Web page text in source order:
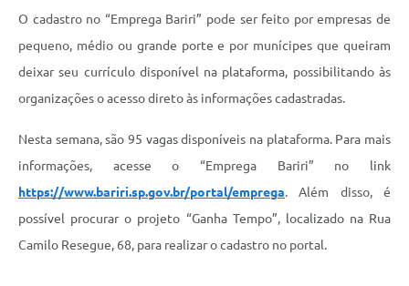
O cadastro no “Emprega Bariri” pode ser feito por empresas de
pequeno, médio ou grande porte e por munícipes que queiram
deixar seu currículo disponível na plataforma, possibilitando às
organizações o acesso direto às informações cadastradas.
Nesta semana, são 95 vagas disponíveis na plataforma. Para mais
informações, acesse o “Emprega Bariri” no link
https://www.bariri.sp.gov.br/portal/emprega. Além disso, é
possível procurar o projeto “Ganha Tempo”, localizado na Rua
Camilo Resegue, 68, para realizar o cadastro no portal.